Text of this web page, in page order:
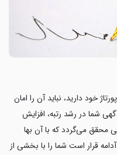
خود دارید، نباید آن را امان
شما در رشد رتبه، افزایش
محقق می‌گردد که با آن بها
قرار است شما را با بخشی از